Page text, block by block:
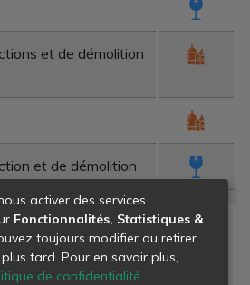
et de démolition
et de démolition
activer des services
Fonctionnalités, Statistiques &
toujours modifier ou retirer
tard. Pour en savoir plus,
de confidentialité.